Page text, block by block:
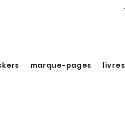
marque-pages livres